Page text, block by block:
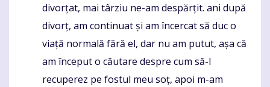
divorțat, mai târziu ne-am despărțit. ani după
divorț, am continuat și am încercat să duc o
viață normală fără el, dar nu am putut, așa că
am început o căutare despre cum să-l
recuperez pe fostul meu soț, apoi m-am